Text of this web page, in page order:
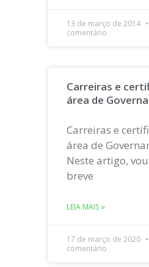
13 de março de 2014
comentário
Carreiras e
área de
Carreiras e
área de
Neste artigo,
breve
LEIA MAIS »
17 de março de 2020
comentário